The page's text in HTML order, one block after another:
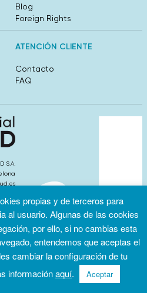
Blog
Foreign Rights
ATENCIÓN CLIENTE
Contacto
FAQ
S.A.
propias y de terceros para
al usuario. Algunas de las cookies
por ello, si no cambias esta
entendemos que aceptas el
cambiar la configuración de tu
informaciónaquí. Aceptar